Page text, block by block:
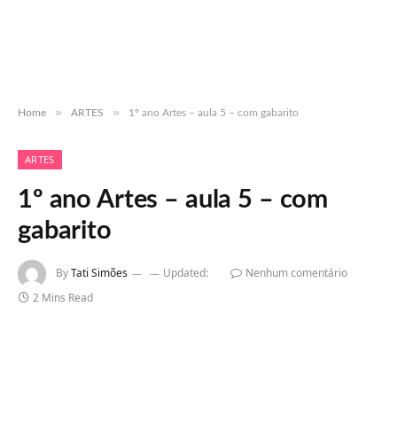
Home » ARTES » 1º ano Artes – aula 5 – com gabarito
ARTES
1º ano Artes – aula 5 – com
gabarito
ByTati Simões Updated:
Nenhum comentário
2 Mins Read